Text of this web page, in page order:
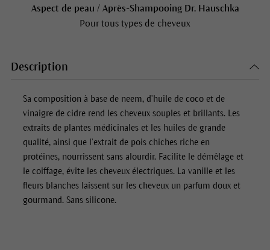
Aspect de peau / Après-Shampooing Dr. Hauschka
Pour tous types de cheveux
Description
Sa composition à base de neem, d’huile de coco et de
vinaigre de cidre rend les cheveux souples et brillants. Les
extraits de plantes médicinales et les huiles de grande
qualité, ainsi que l’extrait de pois chiches riche en
protéines, nourrissent sans alourdir. Facilite le démêlage et
le coiffage, évite les cheveux électriques. La vanille et les
fleurs blanches laissent sur les cheveux un parfum doux et
gourmand. Sans silicone.